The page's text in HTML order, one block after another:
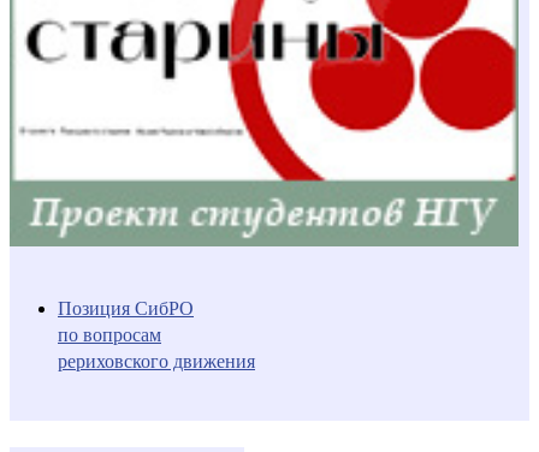
Позиция СибРО
по вопросам
рериховского движения